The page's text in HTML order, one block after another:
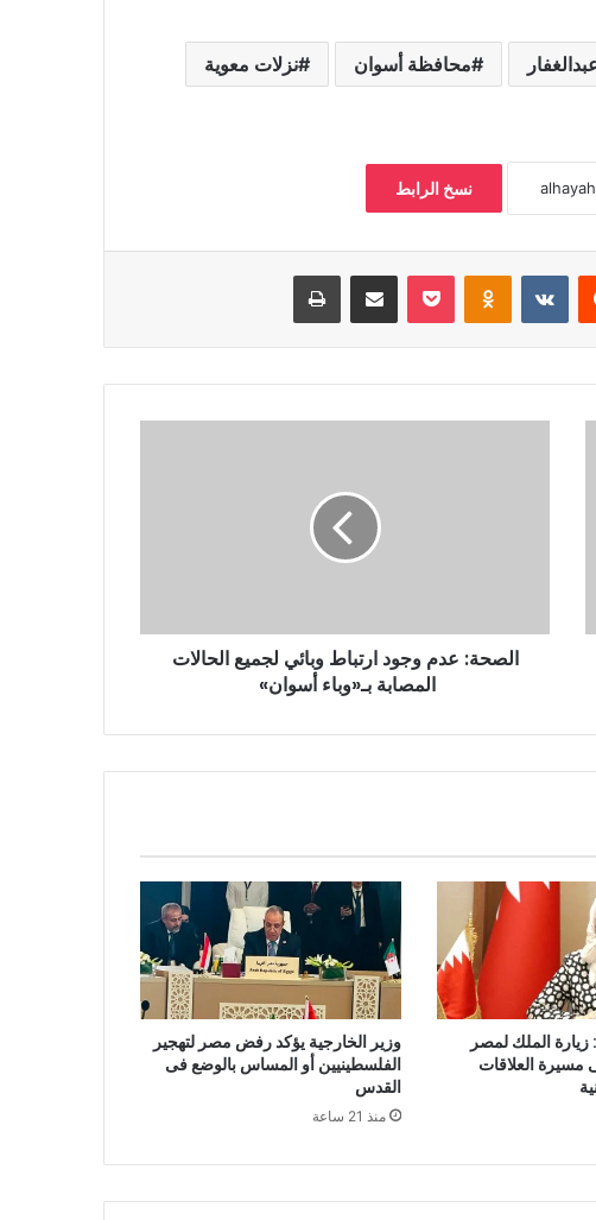
محافظة أسوان نزلات معوية
نسخ الرابط
Odnoklassniki
بوكيت مشاركة عبر البريد طباعة
الصحة: عدم وجود ارتباط وبائي لجميع الحالات
المصابة بـ«وباء أسوان»
الملك لمصر
العلاقات
وزير الخارجية يؤكد رفض مصر لتهجير
الفلسطينيين أو المساس بالوضع فى
القدس
منذ 21 ساعة